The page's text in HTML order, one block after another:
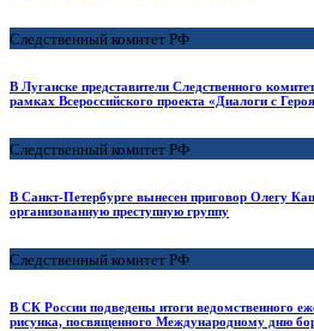
Следственный комитет РФ
В Луганске представители Следственного
рамках Всероссийского проекта «Диалоги с
Следственный комитет РФ
В Санкт-Петербурге вынесен приговор Олегу
организованную преступную группу
Следственный комитет РФ
В СК России подведены итоги ведомственного
рисунка, посвященного Международному дню